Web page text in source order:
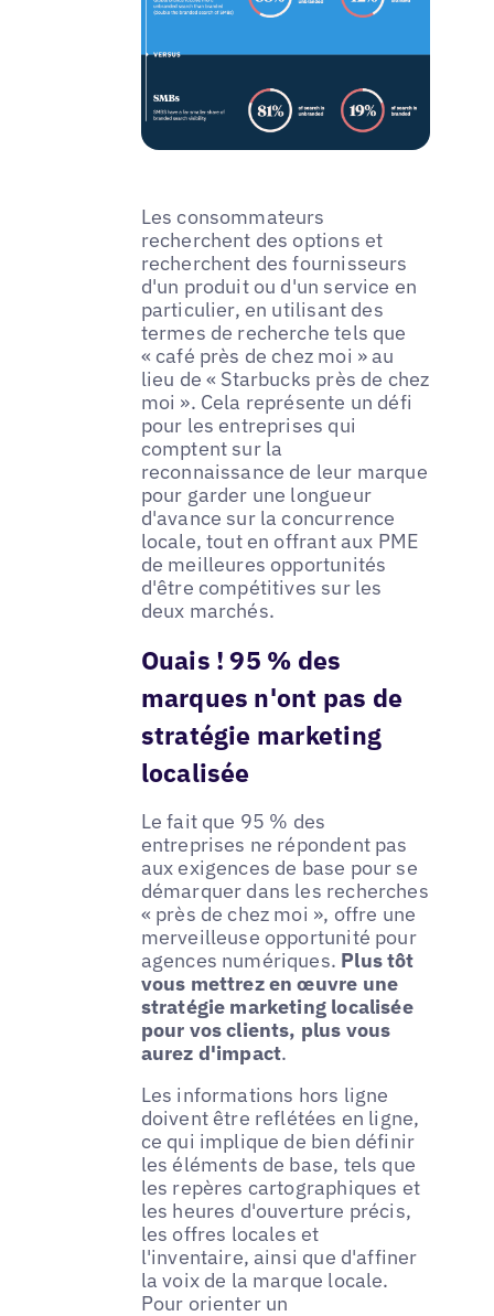
Les consommateurs
recherchent des options et
recherchent des fournisseurs
d'un produit ou d'un service en
particulier, en utilisant des
termes de recherche tels que
« café près de chez moi » au
lieu de « Starbucks près de chez
moi ». Cela représente un défi
pour les entreprises qui
comptent sur la
reconnaissance de leur marque
pour garder une longueur
d'avance sur la concurrence
locale, tout en offrant aux PME
de meilleures opportunités
d'être compétitives sur les
deux marchés.
Ouais ! 95 % des
marques n'ont pas de
stratégie marketing
localisée
Le fait que 95 % des
entreprises ne répondent pas
aux exigences de base pour se
démarquer dans les recherches
« près de chez moi », offre une
merveilleuse opportunité pour
agences numériques. Plus tôt
vous mettrez en œuvre une
stratégie marketing localisée
pour vos clients, plus vous
aurez d'impact.
Les informations hors ligne
doivent être reflétées en ligne,
ce qui implique de bien définir
les éléments de base, tels que
les repères cartographiques et
les heures d'ouverture précis,
les offres locales et
l'inventaire, ainsi que d'affiner
la voix de la marque locale.
Pour orienter un